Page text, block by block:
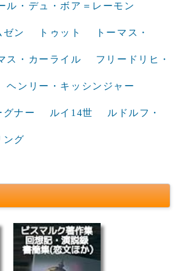
ル・デュ・ボア＝レーモン
ゼン トゥット トーマス・
ス・カーライル フリードリヒ・
ヘンリー・キッシンジャー
グナー ルイ14世 ルドルフ・
ング